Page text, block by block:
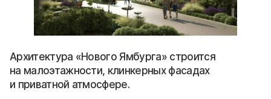
Архитектура «Нового Ямбурга» строится
на малоэтажности, клинкерных фасадах
и приватной атмосфере.